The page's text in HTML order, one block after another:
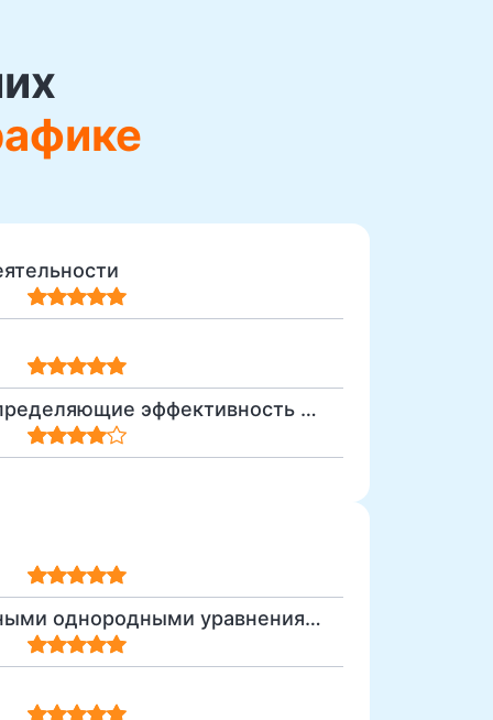
Личностные особенности специалиста, определяющие эффективность его профессиональной деятельности.
задачи с комплексными числами и линейными однородными уравнениями